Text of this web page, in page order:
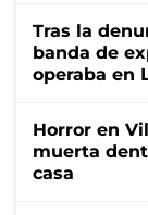
Tras la
banda de
operaba en
Horror en
muerta
casa